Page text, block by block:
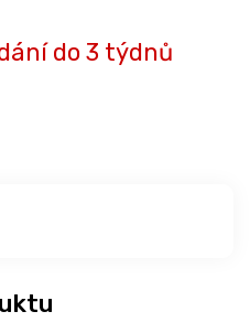
do 3 týdnů